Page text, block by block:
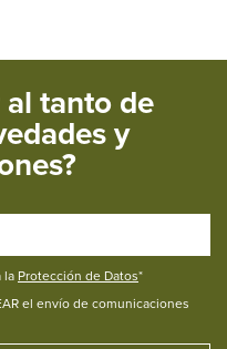
al tanto de
y
la Protección de Datos*
el envío de comunicaciones